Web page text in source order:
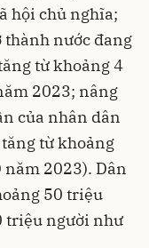
hội chủ nghĩa;
nước đang
từ khoảng 4
2023; nâng
của nhân dân
từ khoảng
năm 2023). Dân
50 triệu
triệu người như